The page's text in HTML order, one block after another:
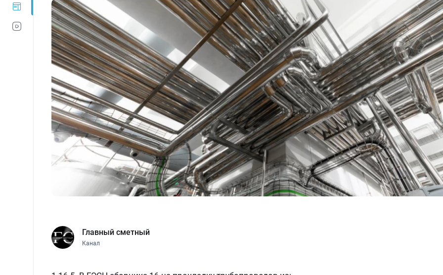
Главный сметный
Канал